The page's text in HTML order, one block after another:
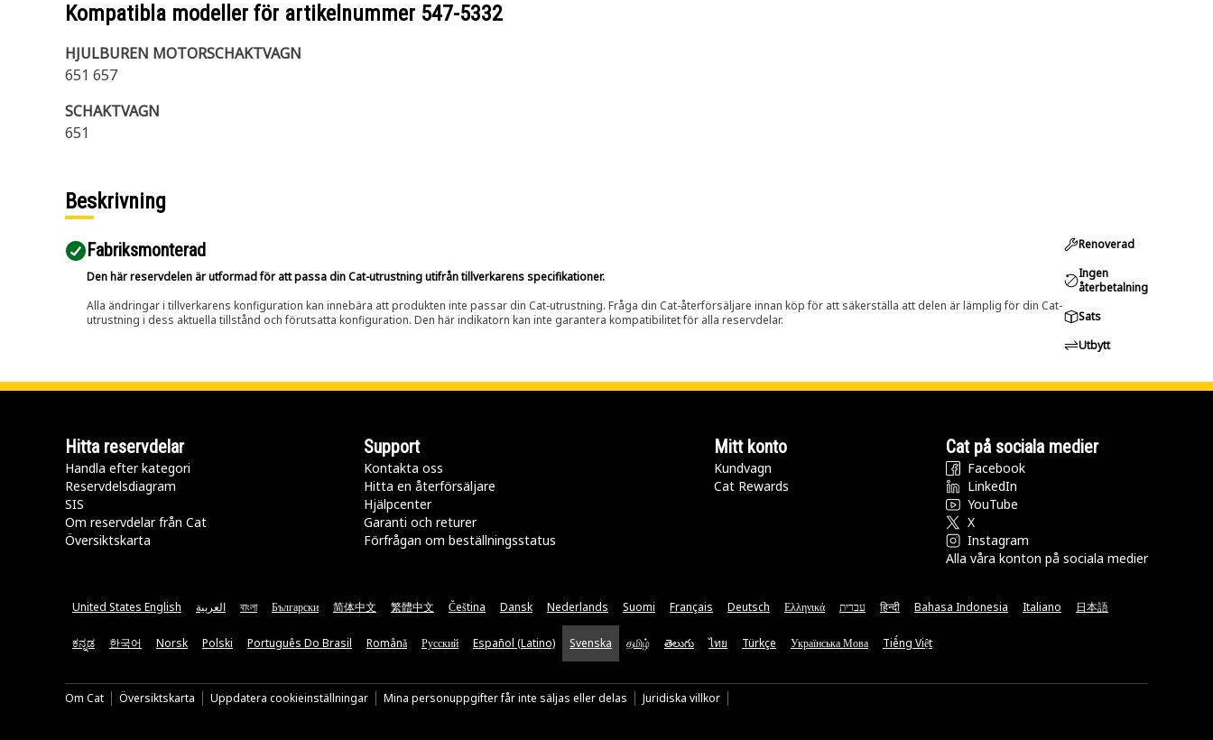
Kompatibla modeller för artikelnummer 547-5332
HJULBUREN MOTORSCHAKTVAGN
651 657
SCHAKTVAGN
651
Beskrivning
Fabriksmonterad
Den här reservdelen är utformad för att passa din Cat-utrustning utifrån tillverkarens specifikationer.
Alla ändringar i tillverkarens konfiguration kan innebära att produkten inte passar din Cat-utrustning. Fråga din Cat-återförsäljare innan köp för att säkerställa att delen är lämplig för din Cat-
utrustning i dess aktuella tillstånd och förutsatta konfiguration. Den här indikatorn kan inte garantera kompatibilitet för alla reservdelar.
Renoverad
Ingen
återbetalning
Sats
Utbytt
Hitta reservdelar
Handla efter kategori
Reservdelsdiagram
SIS
Om reservdelar från Cat
Översiktskarta
Support
Kontakta oss
Hitta en återförsäljare
Hjälpcenter
Garanti och returer
Förfrågan om beställningsstatus
Mitt konto
Kundvagn
Cat Rewards
Cat på sociala medier
Facebook
LinkedIn
YouTube
X
Instagram
Alla våra konton på sociala medier
United States English العربية বাংলা Български 简体中文 繁體中文 Čeština Dansk Nederlands Suomi Français Deutsch Ελληνικά עברית हिन्दी Bahasa Indonesia Italiano 日本語
ಕನ್ನಡ 한국어 Norsk Polski Português Do Brasil Română Русский Español (Latino) Svenska தமிழ் తెలుగు ไทย Türkçe Українська Мова Tiếng Việt
Om Cat Översiktskarta Uppdatera cookieinställningar Mina personuppgifter får inte säljas eller delas Juridiska villkor